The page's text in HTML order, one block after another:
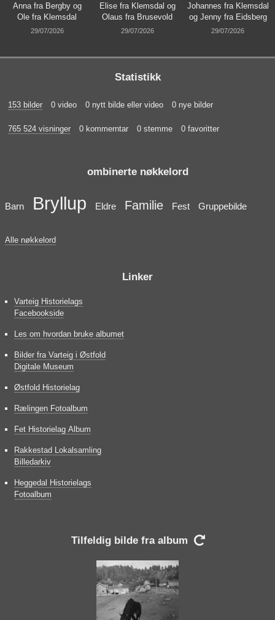
Anna fra Bergby og
Ole fra Klemsdal
29/07/2026
Elise fra Klemsdal og
Olaus fra Brusevold
29/07/2026
Johannes fra Klemsdal
og Jenny fra Eidsberg
29/07/2026
Statistikk
153 bilder 0 video 0 nytt bilde eller video 0 nye bilder
765 524 visninger 0 kommerntar 0 stemme 0 favoritter
ombinerte nøkkelord
Barn Bryllup Eldre Familie Fest Gruppebilde
Alle nøkkelord
Linker
Varteig Historielags
Facebookside
Les om hvordan bruke albumet
Bilder fra Varteig i Østfold
Digitale Museum
Østfold Historielag
Rælingen Fotoalbum
Fet Historielag Album
Rakkestad Lokalsamling
Billedarkiv
Heggedal Historielags
Fotoalbum
Tilfeldig bilde fra album 